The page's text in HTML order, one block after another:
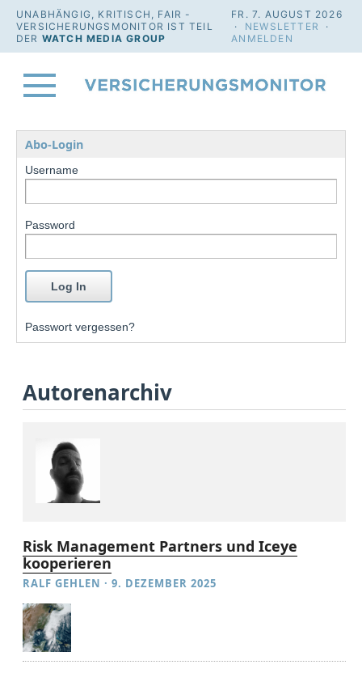
UNABHÄNGIG, KRITISCH, FAIR -
VERSICHERUNGSMONITOR IST TEIL
DER WATCH MEDIA GROUP
FR. 7. AUGUST 2026
· NEWSLETTER
·
ANMELDEN
Abo-Login
Username
Password
Passwort vergessen?
Autorenarchiv
Risk Management Partners und Iceye
kooperieren
RALF GEHLEN ·9. DEZEMBER 2025